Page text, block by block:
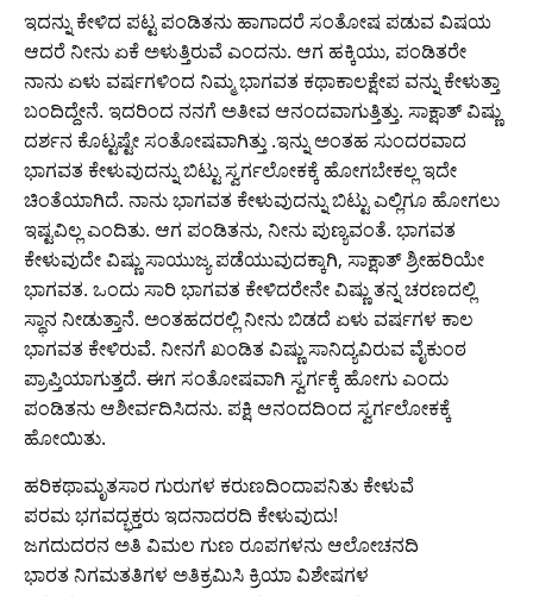
ಇದನ್ನು ಕೇಳಿದ ಪಟ್ಟ ಪಂಡಿತನು ಹಾಗಾದರೆ ಸಂತೋಷ ಪಡುವ ವಿಷಯ
ಆದರೆ ನೀನು ಏಕೆ ಅಳುತ್ತಿರುವೆ ಎಂದನು. ಆಗ ಹಕ್ಕಿಯು, ಪಂಡಿತರೇ
ನಾನು ಏಳು ವರ್ಷಗಳಿಂದ ನಿಮ್ಮ ಭಾಗವತ ಕಥಾಕಾಲಕ್ಷೇಪ ವನ್ನು ಕೇಳುತ್ತಾ
ಬಂದಿದ್ದೇನೆ. ಇದರಿಂದ ನನಗೆ ಅತೀವ ಆನಂದವಾಗುತ್ತಿತ್ತು. ಸಾಕ್ಷಾತ್ ವಿಷ್ಣು
ದರ್ಶನ ಕೊಟ್ಟಷ್ಟೇ ಸಂತೋಷವಾಗಿತ್ತು .ಇನ್ನು ಅಂತಹ ಸುಂದರವಾದ
ಭಾಗವತ ಕೇಳುವುದನ್ನು ಬಿಟ್ಟು ಸ್ವರ್ಗಲೋಕಕ್ಕೆ ಹೋಗಬೇಕಲ್ಲ ಇದೇ
ಚಿಂತೆಯಾಗಿದೆ. ನಾನು ಭಾಗವತ ಕೇಳುವುದನ್ನು ಬಿಟ್ಟು ಎಲ್ಲಿಗೂ ಹೋಗಲು
ಇಷ್ಟವಿಲ್ಲ ಎಂದಿತು. ಆಗ ಪಂಡಿತನು, ನೀನು ಪುಣ್ಯವಂತೆ. ಭಾಗವತ
ಕೇಳುವುದೇ ವಿಷ್ಣು ಸಾಯುಜ್ಯ ಪಡೆಯುವುದಕ್ಕಾಗಿ, ಸಾಕ್ಷಾತ್ ಶ್ರೀಹರಿಯೇ
ಭಾಗವತ. ಒಂದು ಸಾರಿ ಭಾಗವತ ಕೇಳಿದರೇನೇ ವಿಷ್ಣು ತನ್ನ ಚರಣದಲ್ಲಿ
ಸ್ಥಾನ ನೀಡುತ್ತಾನೆ. ಅಂತಹದರಲ್ಲಿ ನೀನು ಬಿಡದೆ ಏಳು ವರ್ಷಗಳ ಕಾಲ
ಭಾಗವತ ಕೇಳಿರುವೆ. ನೀನಗೆ ಖಂಡಿತ ವಿಷ್ಣು ಸಾನಿದ್ಯವಿರುವ ವೈಕುಂಠ
ಪ್ರಾಪ್ತಿಯಾಗುತ್ತದೆ. ಈಗ ಸಂತೋಷವಾಗಿ ಸ್ವರ್ಗಕ್ಕೆ ಹೋಗು ಎಂದು
ಪಂಡಿತನು ಆಶೀರ್ವದಿಸಿದನು. ಪಕ್ಷಿ ಆನಂದದಿಂದ ಸ್ವರ್ಗಲೋಕಕ್ಕೆ
ಹೋಯಿತು.
ಹರಿಕಥಾಮೃತಸಾರ ಗುರುಗಳ ಕರುಣದಿಂದಾಪನಿತು ಕೇಳುವೆ
ಪರಮ ಭಗವದ್ಭಕ್ತರು ಇದನಾದರದಿ ಕೇಳುವುದು!
ಜಗದುದರನ ಅತಿ ವಿಮಲ ಗುಣ ರೂಪಗಳನು ಆಲೋಚನದಿ
ಭಾರತ ನಿಗಮತತಿಗಳ ಅತಿಕ್ರಮಿಸಿ ಕ್ರಿಯಾ ವಿಶೇಷಗಳ